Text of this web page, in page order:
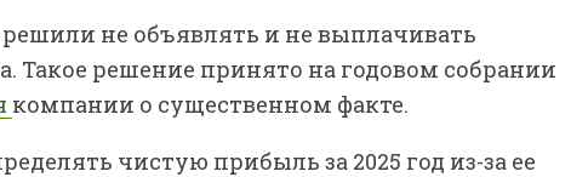
не объявлять и не выплачивать
Такое решение принято на годовом собрании
компании о существенном факте.
чистую прибыль за 2025 год из-за ее